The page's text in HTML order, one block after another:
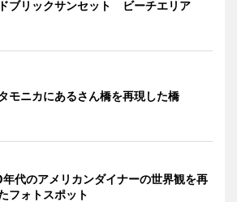
ブリックサンセット ビーチエリア
モニカにあるさん橋を再現した橋
代のアメリカンダイナーの世界観を再
フォトスポット